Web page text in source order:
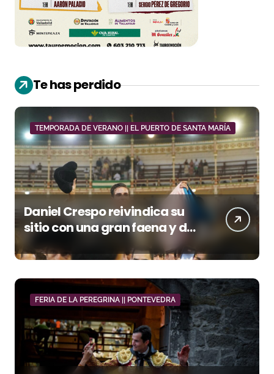
Te has perdido
TEMPORADA DE VERANO || EL PUERTO DE SANTA MARÍA
Daniel Crespo reivindica su
sitio con una gran faena y dos
orejas
FERIA DE LA PEREGRINA || PONTEVEDRA